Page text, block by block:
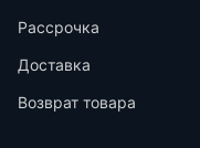
Рассрочка
Доставка
Возврат товара